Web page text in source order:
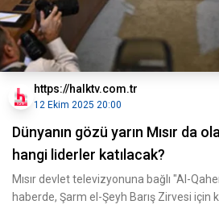
https://halktv.com.tr
12 Ekim 2025 20:00
Dünyanın gözü yarın Mısır da
hangi liderler katılacak?
Mısır devlet televizyonuna bağlı "Al-
haberde, Şarm el-Şeyh Barış Zirvesi için